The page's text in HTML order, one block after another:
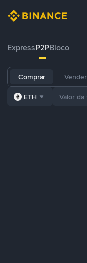
ExpressP2PBloco
Comprar Vender
ETH